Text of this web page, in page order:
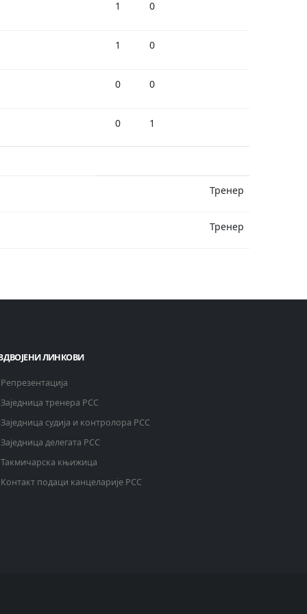
1 0
1 0
0 0
0 1
Тренер
Тренер
ЛИНКОВИ
Репрезентација
Заједница тренера РСС
Заједница судија и контролора РСС
Заједница делегата РСС
Такмичарска књижица
Контакт подаци канцеларије РСС